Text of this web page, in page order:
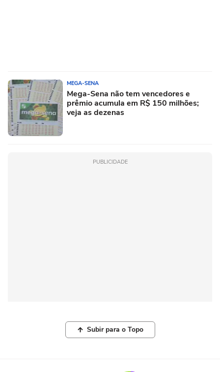
MEGA-SENA
Mega-Sena não tem vencedores e
prêmio acumula em R$ 150 milhões;
veja as dezenas
PUBLICIDADE
Subir para o Topo